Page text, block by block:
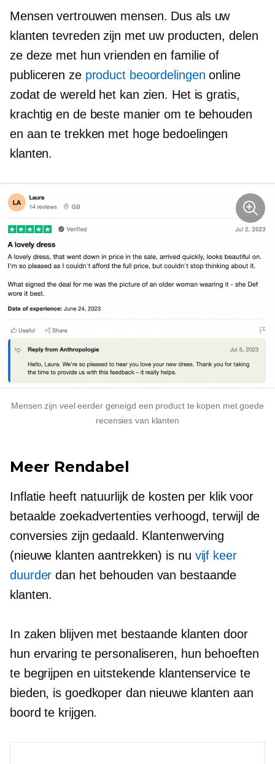
Mensen vertrouwen mensen. Dus als uw
klanten tevreden zijn met uw producten, delen
ze deze met hun vrienden en familie of
publiceren ze product beoordelingen online
zodat de wereld het kan zien. Het is gratis,
krachtig en de beste manier om te behouden
en aan te trekken met hoge bedoelingen
klanten.
Mensen zijn veel eerder geneigd een product te kopen met goede
recensies van klanten
Meer Rendabel
Inflatie heeft natuurlijk de kosten per klik voor
betaalde zoekadvertenties verhoogd, terwijl de
conversies zijn gedaald. Klantenwerving
(nieuwe klanten aantrekken) is nu vijf keer
duurder dan het behouden van bestaande
klanten.
In zaken blijven met bestaande klanten door
hun ervaring te personaliseren, hun behoeften
te begrijpen en uitstekende klantenservice te
bieden, is goedkoper dan nieuwe klanten aan
boord te krijgen.